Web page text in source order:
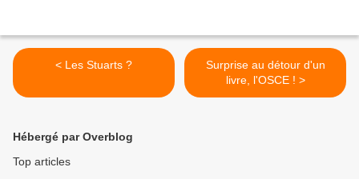
< Les Stuarts ?
Surprise au détour d'un
livre, l'OSCE ! >
Hébergé par Overblog
Top articles